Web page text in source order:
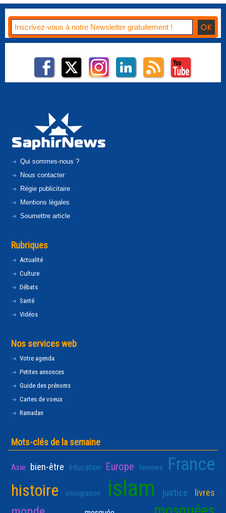
Qui sommes-nous ?
Nous contacter
Régie publicitaire
Mentions légales
Soumettre article
Rubriques
Actualité
Culture
Débats
Santé
Vidéos
Nos services web
Votre agenda
Petites annonces
Guide des prénoms
Cartes de voeux
Ramadan
Mots-clés de la semaine
Asie bien-être éducation Europe femmes France
histoire immigration islam justice livres